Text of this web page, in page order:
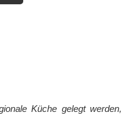
Küche gelegt werden,